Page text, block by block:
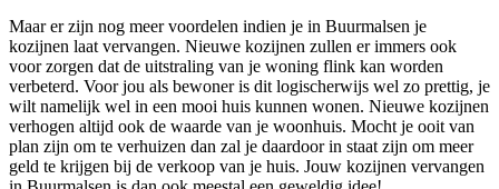
Maar er zijn nog meer voordelen indien je in Buurmalsen je
kozijnen laat vervangen. Nieuwe kozijnen zullen er immers ook
voor zorgen dat de uitstraling van je woning flink kan worden
verbeterd. Voor jou als bewoner is dit logischerwijs wel zo prettig, je
wilt namelijk wel in een mooi huis kunnen wonen. Nieuwe kozijnen
verhogen altijd ook de waarde van je woonhuis. Mocht je ooit van
plan zijn om te verhuizen dan zal je daardoor in staat zijn om meer
geld te krijgen bij de verkoop van je huis. Jouw kozijnen vervangen